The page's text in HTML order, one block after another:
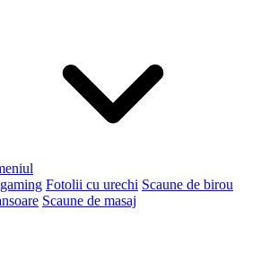
Fotolii cu urechi Scaune de birou
Scaune de masaj